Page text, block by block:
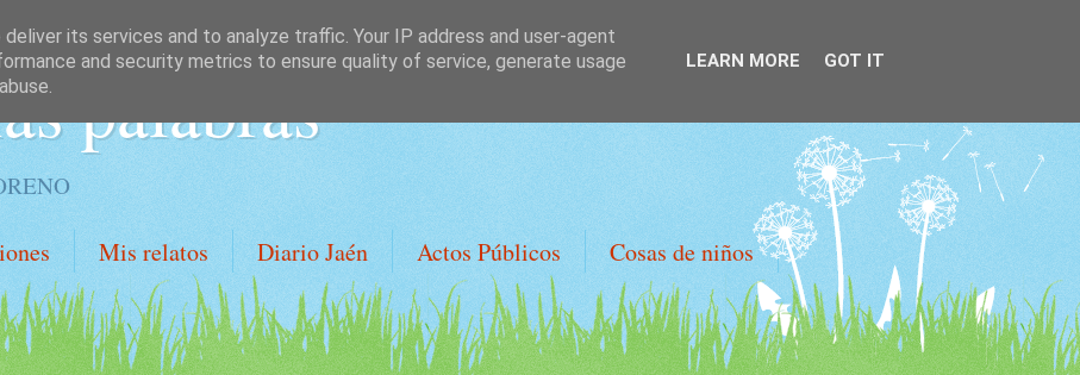
palabras
Mis relatos Diario Jaén Actos Públicos Cosas de niños
its services and to analyze traffic. Your IP address and user-agent
and security metrics to ensure quality of service, generate usage
LEARN MORE GOT IT